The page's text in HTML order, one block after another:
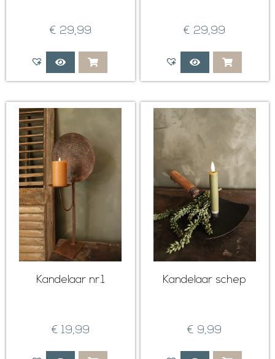
€ 29,99 € 29,99
Kandelaar nr.1
€ 19,99
Kandelaar schep
€ 9,99